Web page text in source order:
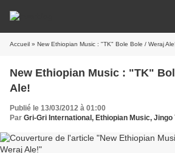
Accueil » New Ethiopian Music : "TK" Bole Bole / Weraj Ale!
New Ethiopian Music : "TK"
Ale!
Publié le 13/03/2012 à 01:00
Par Gri-Gri International, Ethiopian Music, Jingo Yared /